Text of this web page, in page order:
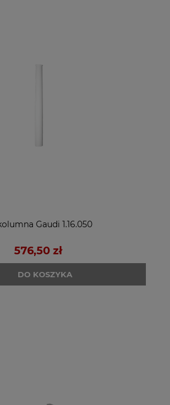
Gaudi 1.16.050
576,50 zł
DO KOSZYKA